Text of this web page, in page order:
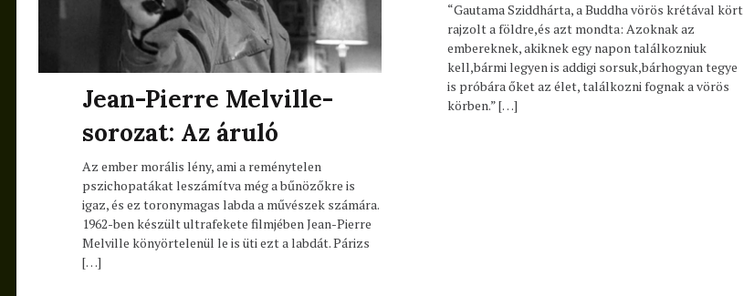
“Gautama Sziddhárta, a Buddha vörös krétával kört
rajzolt a földre,és azt mondta: Azoknak az
embereknek, akiknek egy napon találkozniuk
kell,bármi legyen is addigi sorsuk,bárhogyan tegye
is próbára őket az élet, találkozni fognak a vörös
körben.” […]
Jean-Pierre Melville-
sorozat: Az áruló
Az ember morális lény, ami a reménytelen
pszichopatákat leszámítva még a bűnözőkre is
igaz, és ez toronymagas labda a művészek számára.
1962-ben készült ultrafekete filmjében Jean-Pierre
Melville könyörtelenül le is üti ezt a labdát. Párizs
[…]